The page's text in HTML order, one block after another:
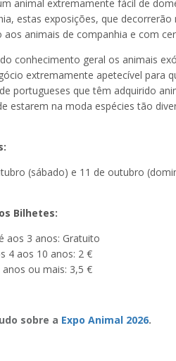
animal extremamente fácil de
estas exposições, que
aos animais de companhia e com
conhecimento geral os animais
extremamente apetecível para
portugueses que têm adquirido
estarem na moda espécies tão
(sábado) e 11 de outubro
Bilhetes:
aos 3 anos: Gratuito
4 aos 10 anos: 2 €
anos ou mais: 3,5 €
sobre a Expo Animal 2026.